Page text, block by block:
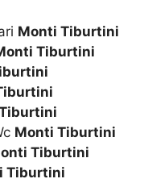
Monti Tiburtini
Tiburtini
Monti Tiburtini
Tiburtini
Tiburtini